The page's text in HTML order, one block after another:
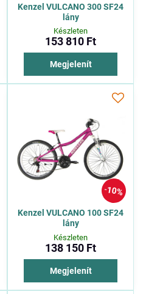
Kenzel VULCANO 300 SF24
lány
Készleten
153 810 Ft
Megjelenít
10%
Kenzel VULCANO 100 SF24
lány
Készleten
138 150 Ft
Megjelenít